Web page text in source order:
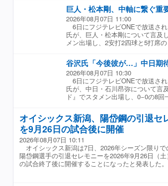
り、今季絶望となる可能性が浮上
ファンの間には大きな動揺が走っ
登板し3勝4敗、12ホールドを記録
調子を落としており、右肘の違
を裏付ける形となり、ブルペンを
痛手となる。 現在のドジャース
ブロック・スチュワート、ブルス
る。ワールドシリーズ3連覇を目
ツ専門メディア「ジ・アスレチッ
に骨片が見つかり、ドジャースは
者が匿名で語った内容を報道。手
と言及した。同じく右腕の離脱
ジャースからどんどん人がいなく
「クライン投手おだいじに、昨年
す」「ショックだ……」「靭帯じ
か」「取った方がいい。シーズン
集部）
巨人・松本剛、中軸に繋ぐ
2026年08月07日 11:00
6日にフジテレビONEで放送さ
氏が、巨人・松本剛について言
メン出場し、2安打2四球と5打席
らいバットコントロールを持って
すよ。そういうバッティングがで
と分析。 さらに今江氏は「ジャ
ターが出塁することによって足
した。 ☆協力：フジテレビONE『
谷沢氏「今後彼が…」中日期
2026年08月07日 10:30
6日にフジテレビONEで放送さ
氏が、中日・石川昂弥について
ド』でスタメン出場し、0−0の8
氏は「粘って粘って、フルカウン
逆らうことなく素直に打ち返しま
ていくんですね」と評価した。
て、石川昂弥が気づくのは力を抜
いうか、ベースをしっかり思い出
と予想した。 ☆協力：フジテレビ
オイシックス新潟、陽岱鋼の引退セ
を9月26日の試合後に開催
2026年08月07日 10:11
オイシックス新潟は7日、2026年シーズン限り
陽岱鋼選手の引退セレモニーを2026年9月26日（
の試合終了後に開催することになったと発表した。